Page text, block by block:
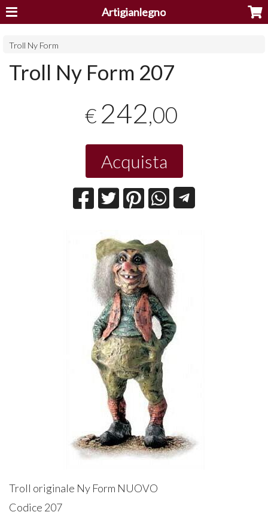
Artigianlegno
Troll Ny Form
Troll Ny Form 207
€ 242,00
Acquista
Troll originale Ny Form NUOVO
Codice 207